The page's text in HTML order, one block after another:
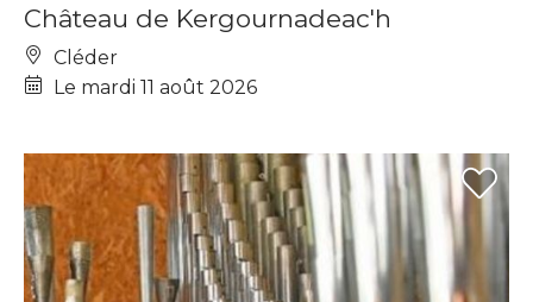
Château de Kergournadeac'h
Cléder
Le mardi 11 août 2026